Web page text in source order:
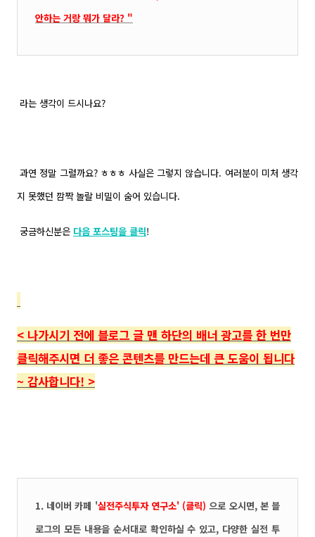
안하는 거랑 뭐가 달라? "
라는 생각이 드시나요?
과연 정말 그럴까요? ㅎㅎㅎ 사실은 그렇지 않습니다. 여러분이 미처 생각
지 못했던 깜짝 놀랄 비밀이 숨어 있습니다.
궁금하신분은 다음 포스팅을 클릭!
< 나가시기 전에 블로그 글 맨 하단의 배너 광고를 한 번만
클릭해주시면 더 좋은 콘텐츠를 만드는데 큰 도움이 됩니다
~ 감사합니다! >
1. 네이버 카페 '실전주식투자 연구소' (클릭) 으로 오시면, 본 블
로그의 모든 내용을 순서대로 확인하실 수 있고, 다양한 실전 투